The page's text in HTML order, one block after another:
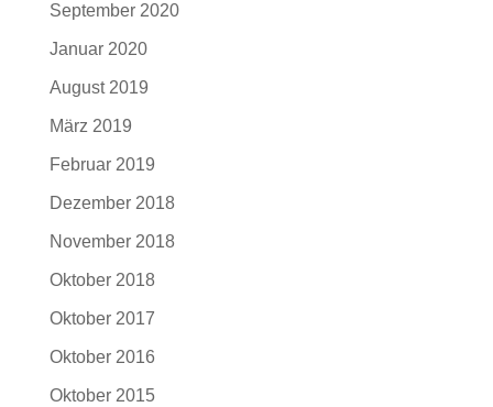
September 2020
Januar 2020
August 2019
März 2019
Februar 2019
Dezember 2018
November 2018
Oktober 2018
Oktober 2017
Oktober 2016
Oktober 2015